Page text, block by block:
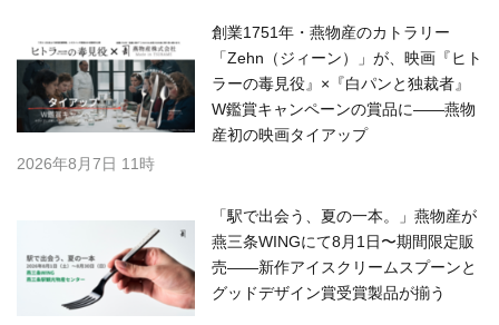
創業1751年・燕物産のカトラリー
「Zehn（ジィーン）」が、映画『ヒト
ラーの毒見役』×『白パンと独裁者』
W鑑賞キャンペーンの賞品に——燕物
産初の映画タイアップ
2026年8月7日 11時
「駅で出会う、夏の一本。」燕物産が
燕三条WINGにて8月1日〜期間限定販
売——新作アイスクリームスプーンと
グッドデザイン賞受賞製品が揃う